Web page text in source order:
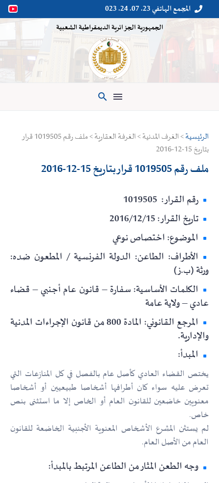

 المجمع الهاتفي 23. 07. 24. 023
الجمهورية الجزائرية الديمقراطية الشعبية

الرئيسية
> الغرف المدنية > الغرفة العقارية > ملف رقم 1019505 قرار
بتاريخ 15-12-2016
ملف رقم 1019505 قرار بتاريخ 15-12-2016
رقم القرار: 1019505
تاريخ القرار: 2016/12/15
الموضوع: اختصاص نوعي
الأطراف: الطاعن: الدولة الفرنسية / المطعون ضده:
ورثة (ب.ز)
الكلمات الأساسية: سفارة – قانون عام أجنبي – قضاء
عادي – ولاية عامة
المرجع القانوني: المادة 800 من قانون الإجراءات المدنية
والإدارية.
المبدأ:
يختص القضاء العادي كأصل عام بالفصل في كل المنازعات التي
تعرض عليه سواء كان أطرافها أشخاصا طبيعيين أو أشخاصا
معنويين خاضعين للقانون العام أو الخاص إلا ما استثنى بنص
خاص.
لم يستثن المشرع الأشخاص المعنوية الأجنبية الخاضعة للقانون
العام من الأصل العام.
وجه الطعن المثار من الطاعن المرتبط بالمبدأ: